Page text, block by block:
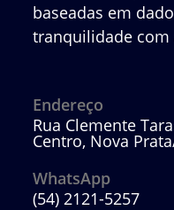
baseadas em
tranquilidade com
Endereço
Rua Clemente
Centro, Nova
WhatsApp
(54) 2121-5257